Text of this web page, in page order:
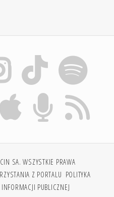
SA. WSZYSTKIE PRAWA
Z PORTALU POLITYKA
PUBLICZNEJ